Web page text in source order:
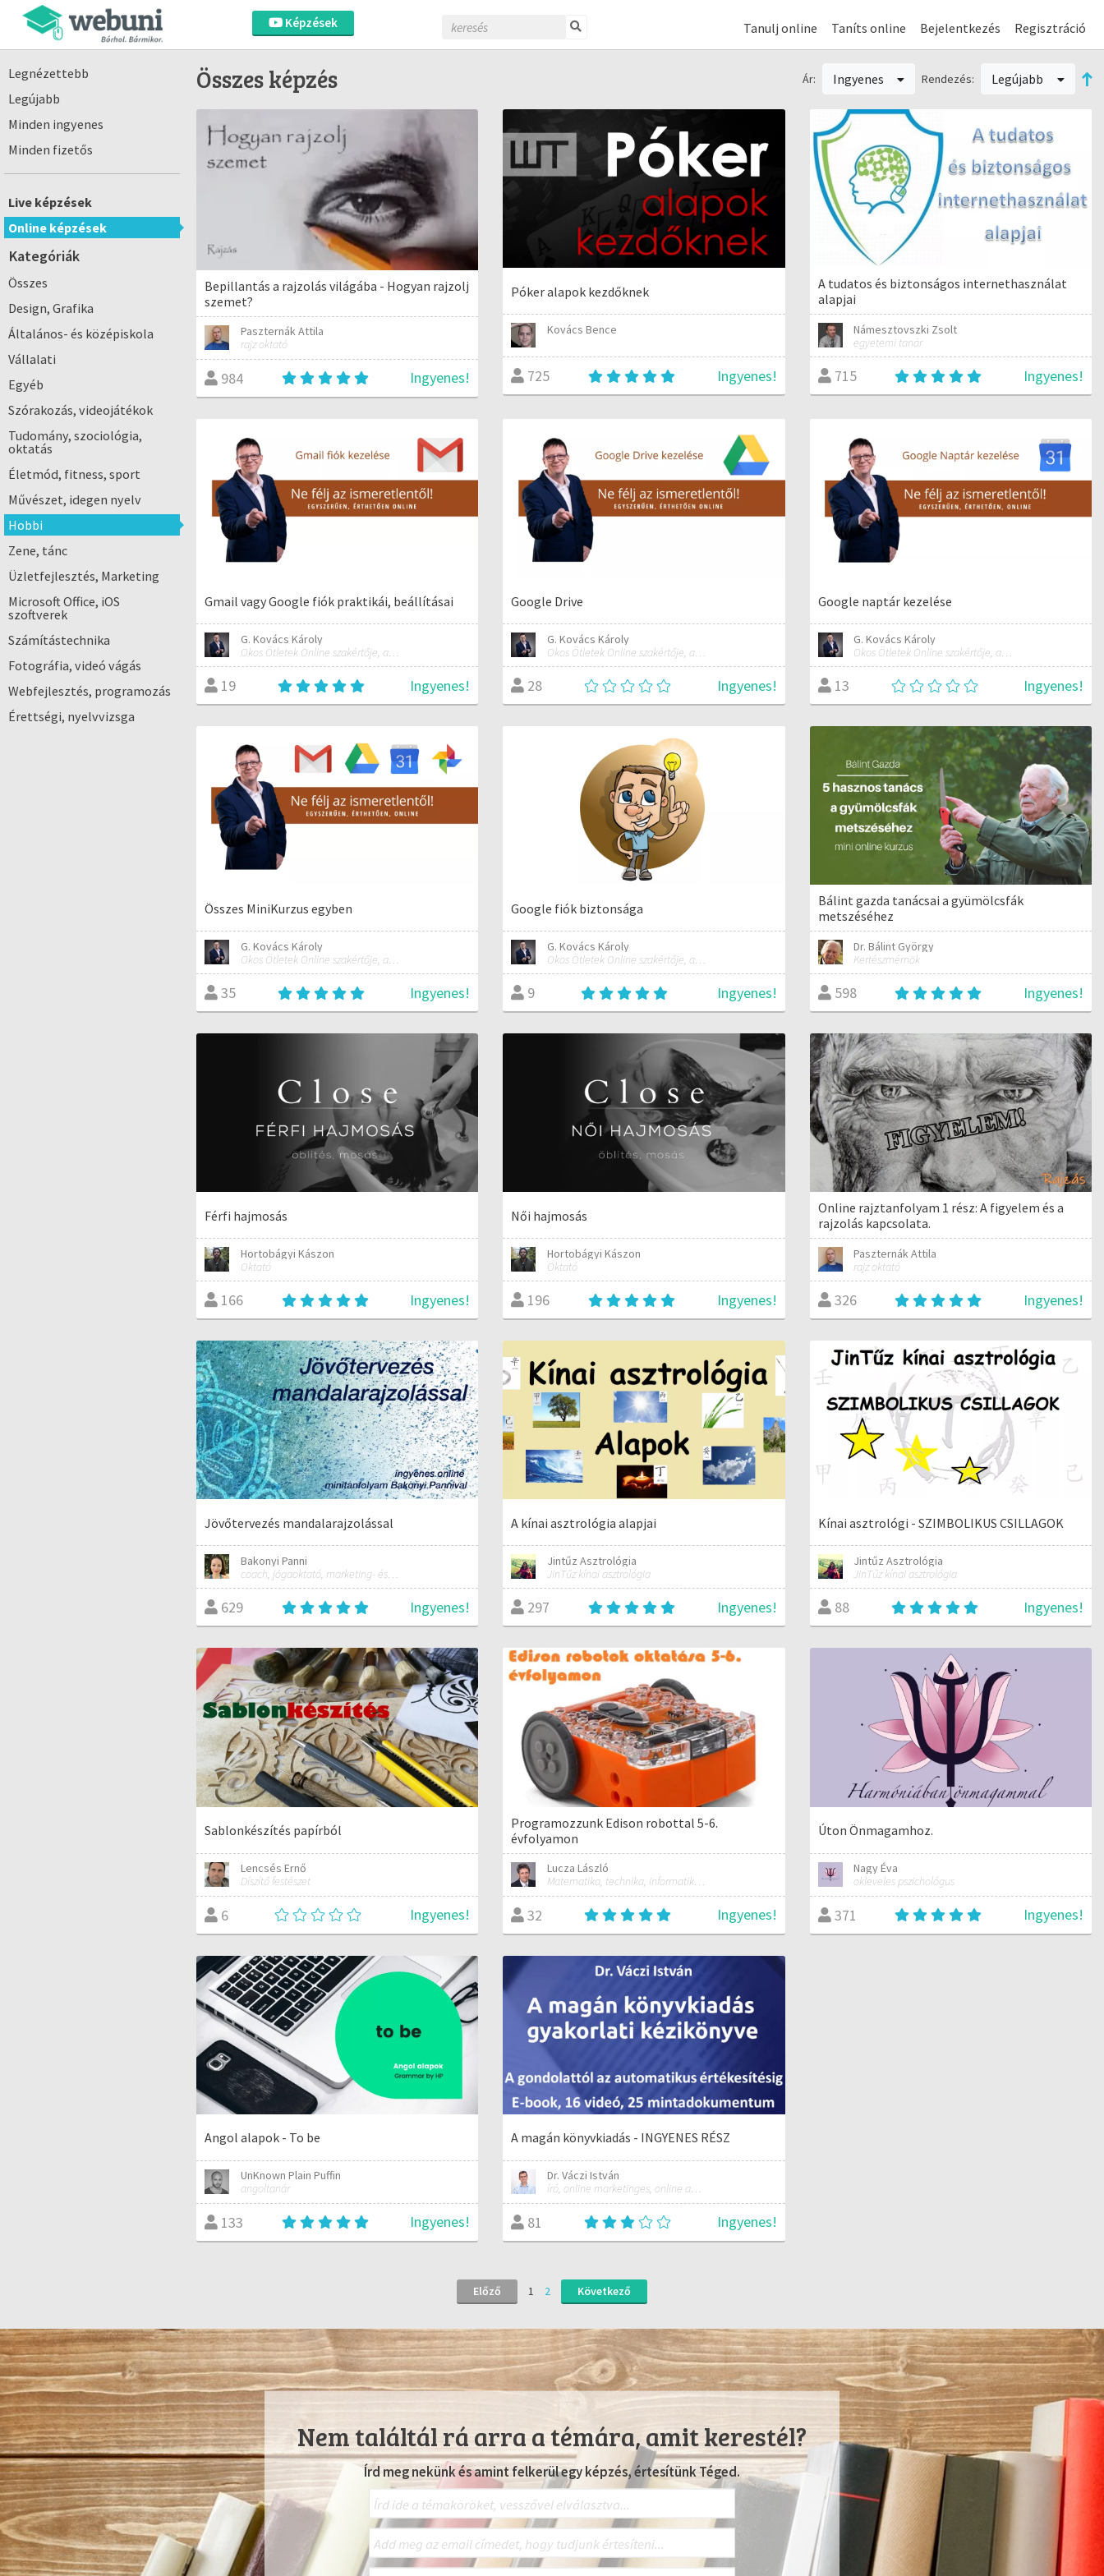
Képzések Tanulj online Taníts online Bejelentkezés Regisztráció
Legnézettebb
Legújabb
Minden ingyenes
Minden fizetős
Live képzések
Online képzések
Kategóriák
Összes
Design, Grafika
Általános- és középiskola
Vállalati
Egyéb
Szórakozás, videojátékok
Tudomány, szociológia,
oktatás
Életmód, fitness, sport
Művészet, idegen nyelv
Hobbi
Zene, tánc
Üzletfejlesztés, Marketing
Microsoft Office, iOS
szoftverek
Számítástechnika
Fotográfia, videó vágás
Webfejlesztés, programozás
Érettségi, nyelvvizsga
Összes képzés Ár: Ingyenes Rendezés: Legújabb
Bepillantás a rajzolás világába - Hogyan rajzolj
szemet?
Paszternák Attila
rajz oktató
984 Ingyenes!
Póker alapok kezdőknek
Kovács Bence
725 Ingyenes!
A tudatos és biztonságos internethasználat
alapjai
Námesztovszki Zsolt
egyetemi tanár
715 Ingyenes!
Gmail vagy Google fiók praktikái, beállításai
G. Kovács Károly
Okos Ötletek Online szakértője, alapítója
19 Ingyenes!
Google Drive
G. Kovács Károly
Okos Ötletek Online szakértője, alapítója
28 Ingyenes!
Google naptár kezelése
G. Kovács Károly
13 Ingyenes!
Összes MiniKurzus egyben
G. Kovács Károly
Okos Ötletek Online szakértője, alapítója
35 Ingyenes!
Google fiók biztonsága
G. Kovács Károly
Okos Ötletek Online szakértője, alapítója
9 Ingyenes!
Bálint gazda tanácsai a gyümölcsfák
metszéséhez
Dr. Bálint György
Kertészmérnök
598 Ingyenes!
Férfi hajmosás
Hortobágyi Kászon
Oktató
166 Ingyenes!
Női hajmosás
Hortobágyi Kászon
Oktató
196 Ingyenes!
Online rajztanfolyam 1 rész: A figyelem és a
rajzolás kapcsolata.
Paszternák Attila
rajz oktató
326 Ingyenes!
Jövőtervezés mandalarajzolással
Bakonyi Panni
coach, jógaoktató, marketing- és üzletfejlesztési tanácsadó
629 Ingyenes!
A kínai asztrológia alapjai
Jintűz Asztrológia
JinTűz kínai asztrológia
297 Ingyenes!
Kínai asztrológi - SZIMBOLIKUS CSILLAGOK
Jintűz Asztrológia
JinTűz kínai asztrológia
88 Ingyenes!
Sablonkészítés papírból
Lencsés Ernő
Díszítő festészet
6 Ingyenes!
Programozzunk Edison robottal 5-6.
évfolyamon
Lucza László
Matematika, technika, informatika szakos általános iskolai tanár; mentorpedagógus, mestertanár
32 Ingyenes!
Úton Önmagamhoz.
Nagy Éva
okleveles pszichológus
371 Ingyenes!
Angol alapok - To be
UnKnown Plain Puffin
angoltanár
133 Ingyenes!
A magán könyvkiadás - INGYENES RÉSZ
Dr. Váczi István
író, online marketinges, online automatizálási szakember
81 Ingyenes!
Előző 1 2 Következő
Nem találtál rá arra a témára, amit kerestél?
Írd meg nekünk és amint felkerül egy képzés, értesítünk Téged.